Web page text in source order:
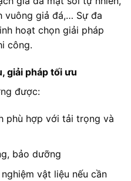
vuông giả đá,… Sự đa
hoạt chọn giải pháp
công.
giải pháp tối ưu
được:
phù hợp với tải trọng và
bảo dưỡng
vật liệu nếu cần